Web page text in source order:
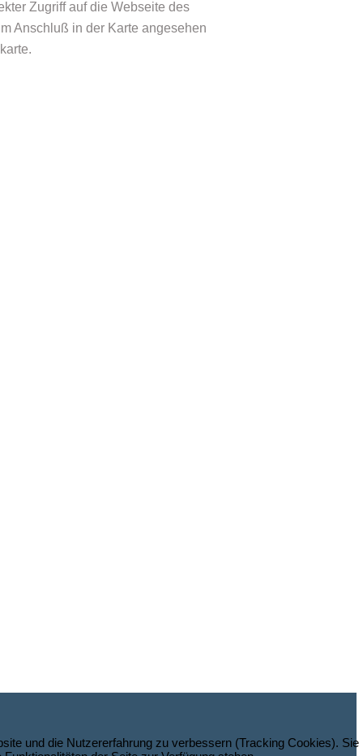
Zugriff auf die Webseite des
Anschluß in der Karte angesehen
und die Nutzererfahrung zu verbessern (Tracking Cookies). Sie